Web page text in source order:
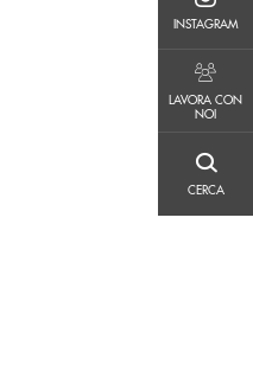
INSTAGRAM
LAVORA CON
NOI
CERCA